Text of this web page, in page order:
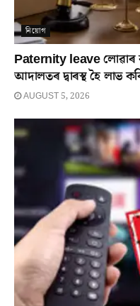
নিয়োগ
Paternity leave লোৱাৰ
আদালতৰ দ্বাৰস্থ হৈ লাভ
AUGUST 5, 2026